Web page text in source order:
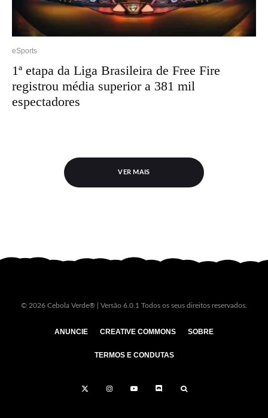
eSports
1ª etapa da Liga Brasileira de Free Fire
registrou média superior a 381 mil
espectadores
VER MAIS
© 2026 Cebola Verde® | Versão 6.0.1 Todos os seus direitos reservados.
ANUNCIE CREATIVE COMMONS SOBRE
TERMOS E CONDUTAS